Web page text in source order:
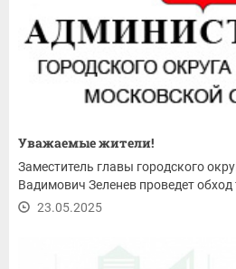
Уважаемые жители!
Заместитель главы городского
Вадимович Зеленев проведет обход
23.05.2025